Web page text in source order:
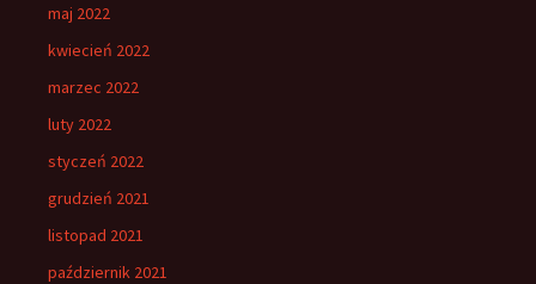
maj 2022
kwiecień 2022
marzec 2022
luty 2022
styczeń 2022
grudzień 2021
listopad 2021
październik 2021